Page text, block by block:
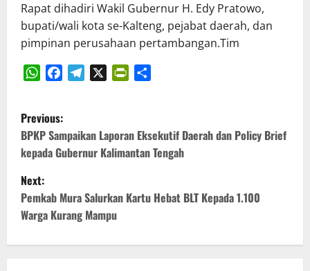
Rapat dihadiri Wakil Gubernur H. Edy Pratowo,
bupati/wali kota se-Kalteng, pejabat daerah, dan
pimpinan perusahaan pertambangan.Tim
P
o
s
t
n
Previous:
BPKP Sampaikan Laporan Eksekutif Daerah dan Policy Brief
kepada Gubernur Kalimantan Tengah
Next:
Pemkab Mura Salurkan Kartu Hebat BLT Kepada 1.100
Warga Kurang Mampu